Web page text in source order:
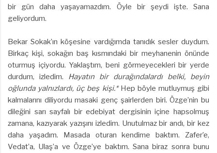
bir gün daha yaşayamazdım. Öyle bir şeydi işte. Sana
geliyordum.
Bekar Sokak’ın köşesine vardığımda tanıdık sesler duydum.
Birkaç kişi, sokağın baş kısmındaki bir meyhanenin önünde
oturmuş içiyordu. Yaklaştım, beni görmeyecekleri bir yerde
durdum, izledim. Hayatın bir durağındalardı belki, beyin
oğlunda yalnızlardı, üç beş kişi.*Hep böyle mutluymuş gibi
kalmalarını diliyordu masaki genç şairlerden biri. Özge’nin bu
dileğini sarı sayfalı bir edebiyat dergisinin içine hapsolmuş
zamana, kazıyarak yazışını izledim. Unutulmaz bir andı, bir kez
daha yaşadım. Masada oturan kendime baktım. Zafer’e,
Vedat’a, Ulaş’a ve Özge’ye baktım. Sana biraz sonra bunu